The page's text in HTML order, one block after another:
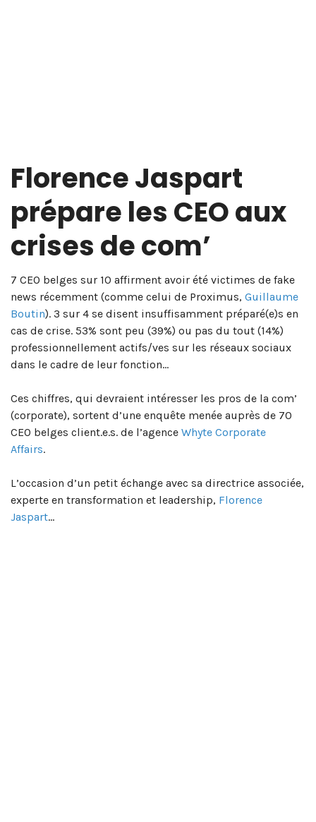
Florence Jaspart
prépare les CEO aux
crises de com’
7 CEO belges sur 10 affirment avoir été victimes de fake
news récemment (comme celui de Proximus, Guillaume
Boutin). 3 sur 4 se disent insuffisamment préparé(e)s en
cas de crise. 53% sont peu (39%) ou pas du tout (14%)
professionnellement actifs/ves sur les réseaux sociaux
dans le cadre de leur fonction…
Ces chiffres, qui devraient intéresser les pros de la com’
(corporate), sortent d’une enquête menée auprès de 70
CEO belges client.e.s. de l’agence Whyte Corporate
Affairs.
L’occasion d’un petit échange avec sa directrice associée,
experte en transformation et leadership, Florence
Jaspart…